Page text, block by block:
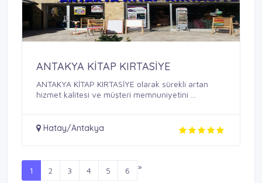
ANTAKYA KİTAP KIRTASİYE
ANTAKYA KİTAP KIRTASİYE olarak sürekli artan
hizmet kalitesi ve müşteri memnuniyetini ...
Hatay/Antakya
1 2 3 4 5 6 »